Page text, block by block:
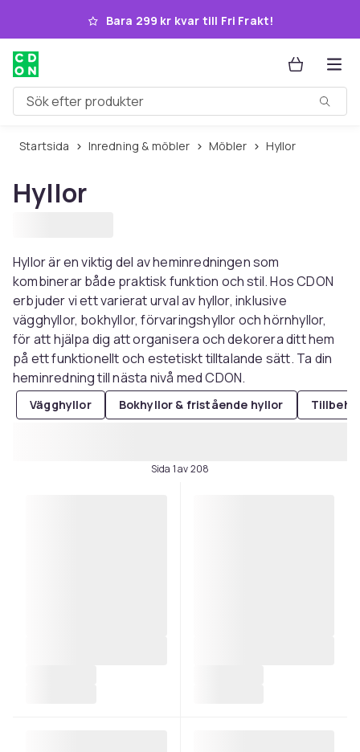
Hoppa till huvudinnehållet
Bara 299 kr kvar till Fri Frakt!
Sök efter produkter
Startsida Inredning & möbler Möbler Hyllor
Hyllor
Hyllor är en viktig del av heminredningen som
kombinerar både praktisk funktion och stil. Hos CDON
erbjuder vi ett varierat urval av hyllor, inklusive
vägghyllor, bokhyllor, förvaringshyllor och hörnhyllor,
för att hjälpa dig att organisera och dekorera ditt hem
på ett funktionellt och estetiskt tilltalande sätt. Ta din
heminredning till nästa nivå med CDON.
Vägghyllor Bokhyllor & fristående hyllor
Sida 1 av 208